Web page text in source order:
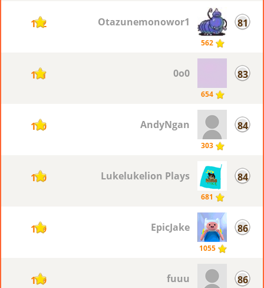
81
562
Otazunemonowor1
112
83
654
0o0
111
84
303
AndyNgan
110
84
681
Lukelukelion Plays
110
86
1055
EpicJake
109
86
fuuu
109